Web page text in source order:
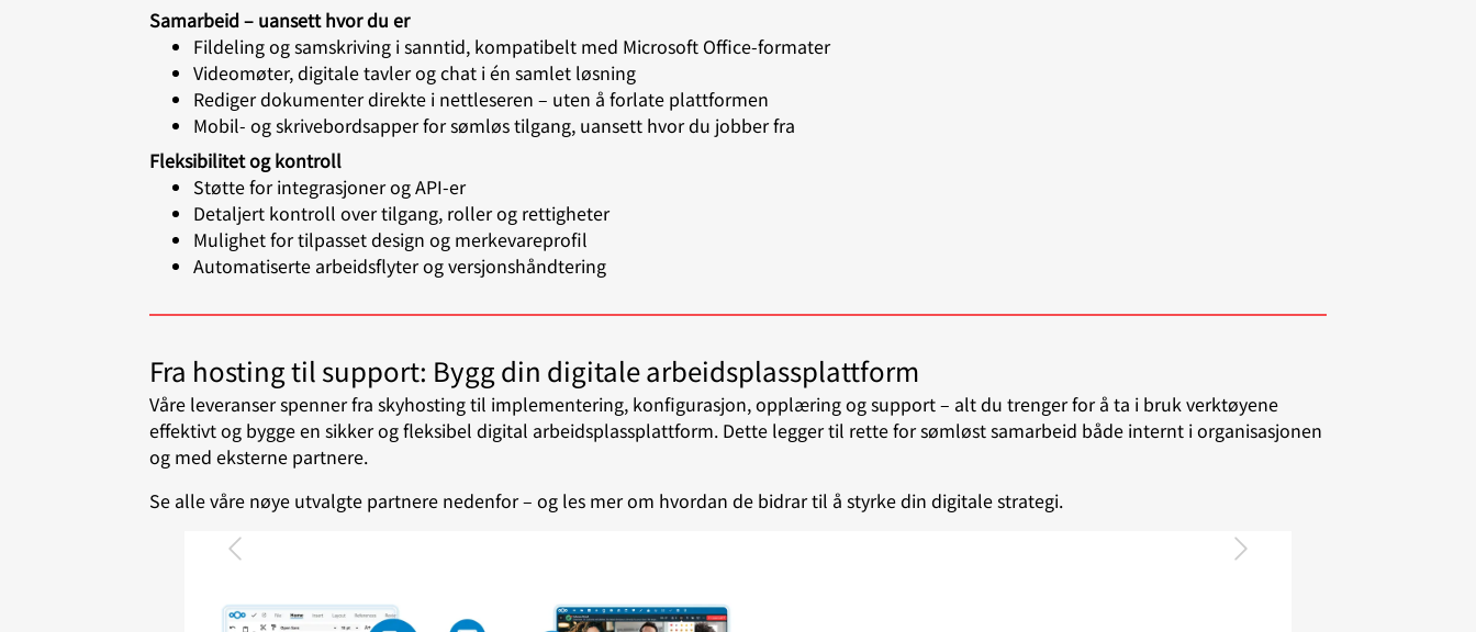
Samarbeid – uansett hvor du er
Fildeling og samskriving i sanntid, kompatibelt med Microsoft Office-formater
Videomøter, digitale tavler og chat i én samlet løsning
Rediger dokumenter direkte i nettleseren – uten å forlate plattformen
Mobil- og skrivebordsapper for sømløs tilgang, uansett hvor du jobber fra
Fleksibilitet og kontroll
Støtte for integrasjoner og API-er
Detaljert kontroll over tilgang, roller og rettigheter
Mulighet for tilpasset design og merkevareprofil
Automatiserte arbeidsflyter og versjonshåndtering
Fra hosting til support: Bygg din digitale arbeidsplassplattform
Våre leveranser spenner fra skyhosting til implementering, konfigurasjon, opplæring og support – alt du trenger for å ta i bruk verktøyene
effektivt og bygge en sikker og fleksibel digital arbeidsplassplattform. Dette legger til rette for sømløst samarbeid både internt i organisasjonen
og med eksterne partnere.
Se alle våre nøye utvalgte partnere nedenfor – og les mer om hvordan de bidrar til å styrke din digitale strategi.